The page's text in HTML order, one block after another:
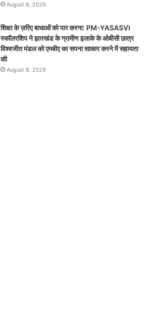
August 8, 2026
शिक्षा के ज़रिए बाधाओं को पार करना: PM-YASASVI
स्कॉलरशिप ने झारखंड के ग्रामीण इलाके के ओबीसी छात्र
विश्वजीत मंडल को एमबीए का सपना साकार करने में सहायता
की
August 8, 2026